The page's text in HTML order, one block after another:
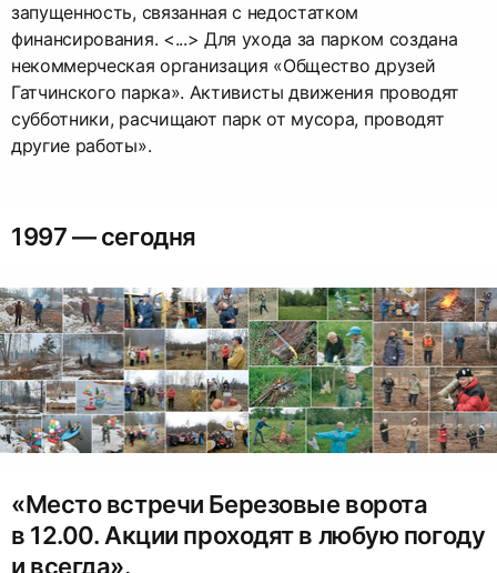
запущенность, связанная с недостатком
финансирования. <...> Для ухода за парком создана
некоммерческая организация «Общество друзей
Гатчинского парка». Активисты движения проводят
субботники, расчищают парк от мусора, проводят
другие работы».
1997 — сегодня
«Место встречи Березовые ворота
в 12.00. Акции проходят в любую погоду
и всегда».